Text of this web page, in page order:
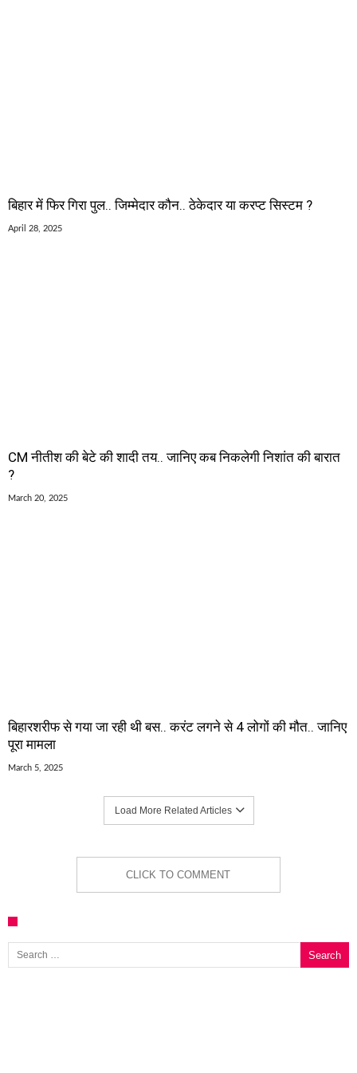
बिहार में फिर गिरा पुल.. जिम्मेदार कौन.. ठेकेदार या करप्ट सिस्टम ?
April 28, 2025
CM नीतीश की बेटे की शादी तय.. जानिए कब निकलेगी निशांत की बारात
?
March 20, 2025
बिहारशरीफ से गया जा रही थी बस.. करंट लगने से 4 लोगों की मौत.. जानिए
पूरा मामला
March 5, 2025
Load More Related Articles
CLICK TO COMMENT
Search for: